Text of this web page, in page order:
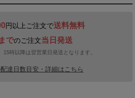
円以上ご注文で送料無料
でのご注文当日発送
時以降は翌営業日発送となります。
達日数目安・詳細はこちら